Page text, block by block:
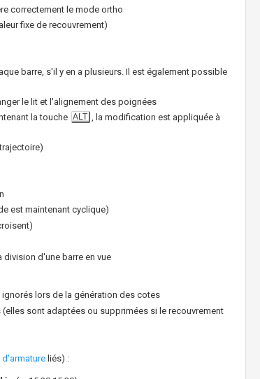
correctement le mode ortho
fixe de recouvrement)
barre, s'il y en a plusieurs. Il est également possible
le lit et l'alignement des poignées
la touche ALT , la modification est appliquée à
est maintenant cyclique)
d'une barre en vue
lors de la génération des cotes
sont adaptées ou supprimées si le recouvrement
d'armatureliés) :